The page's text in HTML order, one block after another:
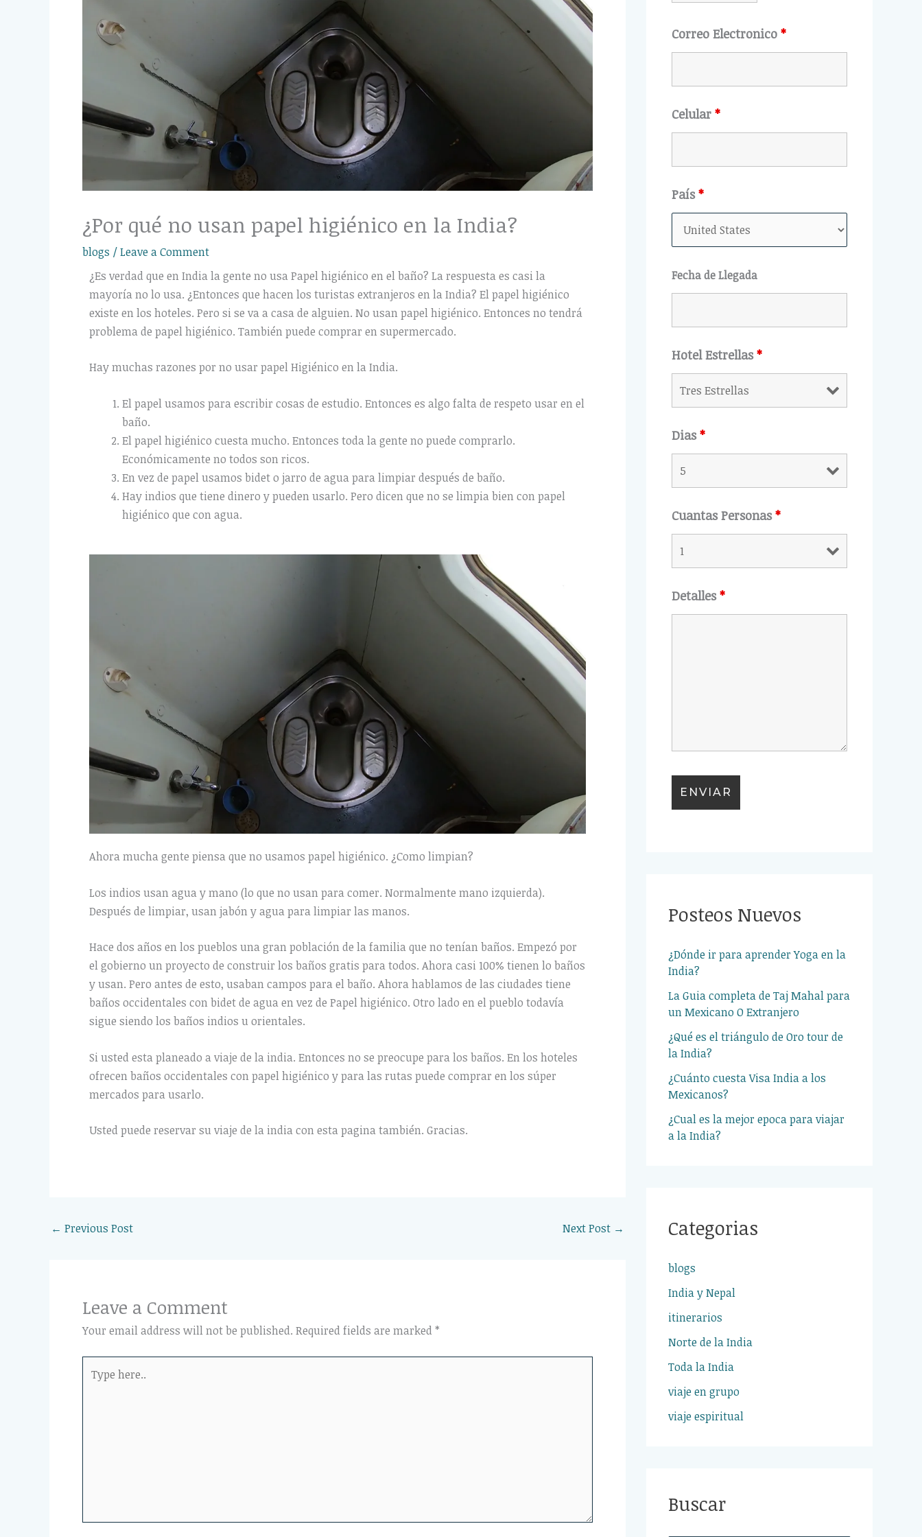
¿Por qué no usan papel higiénico en la India?
blogs /Leave a Comment
¿Es verdad que en India la gente no usa Papel higiénico en el baño? La respuesta es casi la
mayoría no lo usa. ¿Entonces que hacen los turistas extranjeros en la India? El papel higiénico
existe en los hoteles. Pero si se va a casa de alguien. No usan papel higiénico. Entonces no tendrá
problema de papel higiénico. También puede comprar en supermercado.
Hay muchas razones por no usar papel Higiénico en la India.
El papel usamos para escribir cosas de estudio. Entonces es algo falta de respeto usar en el
baño.
El papel higiénico cuesta mucho. Entonces toda la gente no puede comprarlo.
Económicamente no todos son ricos.
En vez de papel usamos bidet o jarro de agua para limpiar después de baño.
Hay indios que tiene dinero y pueden usarlo. Pero dicen que no se limpia bien con papel
higiénico que con agua.
Ahora mucha gente piensa que no usamos papel higiénico. ¿Como limpian?
Los indios usan agua y mano (lo que no usan para comer. Normalmente mano izquierda).
Después de limpiar, usan jabón y agua para limpiar las manos.
Hace dos años en los pueblos una gran población de la familia que no tenían baños. Empezó por
el gobierno un proyecto de construir los baños gratis para todos. Ahora casi 100% tienen lo baños
y usan. Pero antes de esto, usaban campos para el baño. Ahora hablamos de las ciudades tiene
baños occidentales con bidet de agua en vez de Papel higiénico. Otro lado en el pueblo todavía
sigue siendo los baños indios u orientales.
Si usted esta planeado a viaje de la india. Entonces no se preocupe para los baños. En los hoteles
ofrecen baños occidentales con papel higiénico y para las rutas puede comprar en los súper
mercados para usarlo.
Usted puede reservar su viaje de la india con esta pagina también. Gracias.
← Previous Post Next Post →
Leave a Comment
Your email address will not be published. Required fields are marked *
here..
Correo Electronico *
Celular *
País*
Fecha de Llegada
Hotel Estrellas*
Dias*
Cuantas Personas*
Detalles*
Posteos Nuevos
¿Dónde ir para aprender Yoga en la
India?
La Guia completa de Taj Mahal para
un Mexicano O Extranjero
¿Qué es el triángulo de Oro tour de
la India?
¿Cuánto cuesta Visa India a los
Mexicanos?
¿Cual es la mejor epoca para viajar
a la India?
Categorias
blogs
India y Nepal
itinerarios
Norte de la India
Toda la India
viaje en grupo
viaje espiritual
Buscar